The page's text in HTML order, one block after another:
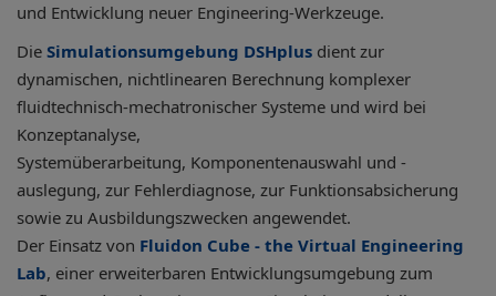
und Entwicklung neuer Engineering-Werkzeuge.
Die Simulationsumgebung DSHplus dient zur
dynamischen, nichtlinearen Berechnung komplexer
fluidtechnisch-mechatronischer Systeme und wird bei
Konzeptanalyse,
Systemüberarbeitung, Komponentenauswahl und -
auslegung, zur Fehlerdiagnose, zur Funktionsabsicherung
sowie zu Ausbildungszwecken angewendet.
Der Einsatz von Fluidon Cube - the Virtual Engineering
Lab, einer erweiterbaren Entwicklungsumgebung zum